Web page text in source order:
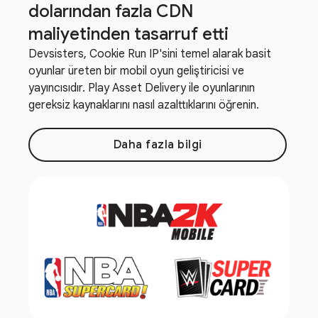
dolarından fazla CDN
maliyetinden tasarruf etti
Devsisters, Cookie Run IP'sini temel alarak basit
oyunlar üreten bir mobil oyun geliştiricisi ve
yayıncısıdır. Play Asset Delivery ile oyunlarının
gereksiz kaynaklarını nasıl azalttıklarını öğrenin.
Daha fazla bilgi